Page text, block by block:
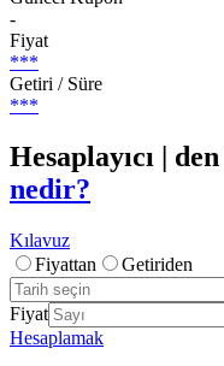
-
Fiyat
***
Getiri / Süre
***
Hesaplayıcı |
nedir?
Kılavuz
Fiyattan
Getiriden
Fiyat
Hesaplamak